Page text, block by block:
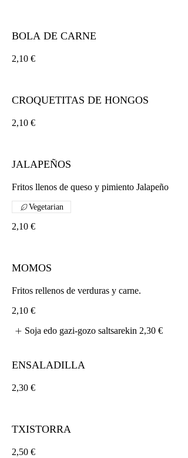
BOLA DE CARNE
2,10 €
CROQUETITAS DE HONGOS
2,10 €
JALAPEÑOS
Fritos llenos de queso y pimiento Jalapeño
2,10 €
Vegetarian
MOMOS
Fritos rellenos de verduras y carne.
2,10 €
Soja edo gazi-gozo saltsarekin 2,30 €
ENSALADILLA
2,30 €
TXISTORRA
2,50 €